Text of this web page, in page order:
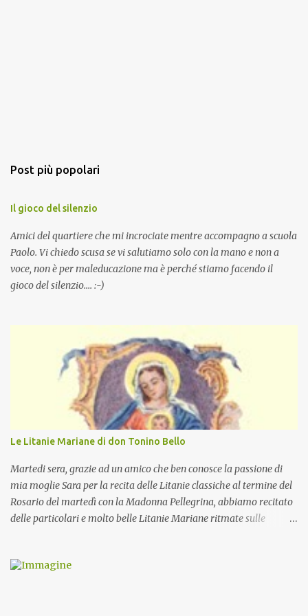
Post più popolari
Il gioco del silenzio
Amici del quartiere che mi incrociate mentre accompagno a scuola
Paolo. Vi chiedo scusa se vi salutiamo solo con la mano e non a
voce, non è per maleducazione ma è perché stiamo facendo il
gioco del silenzio.... :-)
Le Litanie Mariane di don Tonino Bello
Martedi sera, grazie ad un amico che ben conosce la passione di
mia moglie Sara per la recita delle Litanie classiche al termine del
Rosario del martedì con la Madonna Pellegrina, abbiamo recitato
delle particolari e molto belle Litanie Mariane ritmate sulle
preghiera.